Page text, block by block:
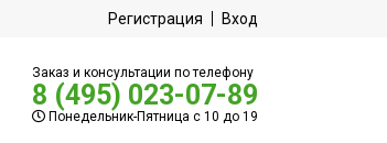
Регистрация Вход
Заказ и консультации по телефону
8 (495) 023-07-89
Понедельник-Пятница с 10 до 19